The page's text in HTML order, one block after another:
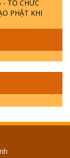
PHẬT KHI
- P14 -
LỊCH -
ĐÂU
- P12 -
TRỜI ĐÁNH